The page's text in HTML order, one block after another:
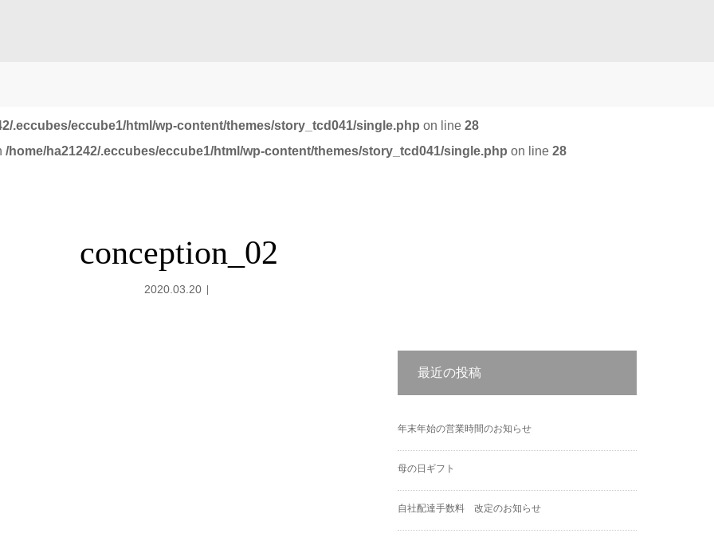
.eccubes/eccube1/html/wp-content/themes/story_tcd041/single.php on line 28
/home/ha21242/.eccubes/eccube1/html/wp-content/themes/story_tcd041/single.php on line 28
conception_02
2020.03.20
最近の投稿
年末年始の営業時間のお知らせ
母の日ギフト
自社配達手数料 改定のお知らせ